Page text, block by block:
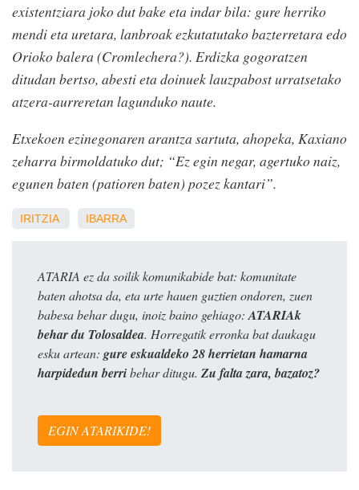
existentziara joko dut bake eta indar bila: gure herriko
mendi eta uretara, lanbroak ezkutatutako bazterretara edo
Orioko balera (Cromlechera?). Erdizka gogoratzen
ditudan bertso, abesti eta doinuek lauzpabost urratsetako
atzera-aurreretan lagunduko naute.
Etxekoen ezinegonaren arantza sartuta, ahopeka, Kaxiano
zeharra birmoldatuko dut; “Ez egin negar, agertuko naiz,
egunen baten (patioren baten) pozez kantari”.
IRITZIA IBARRA
ATARIA ez da soilik komunikabide bat: komunitate
baten ahotsa da, eta urte hauen guztien ondoren, zuen
babesa behar dugu, inoiz baino gehiago: ATARIAk
behar du Tolosaldea. Horregatik erronka bat daukagu
esku artean: gure eskualdeko 28 herrietan hamarna
harpidedun berribehar ditugu. Zu falta zara, bazatoz?
EGIN ATARIKIDE!